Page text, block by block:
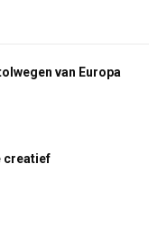
van Europa
creatief